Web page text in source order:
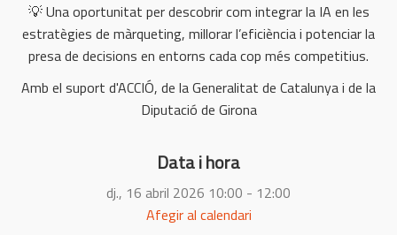
💡 Una oportunitat per descobrir com integrar la IA en les
estratègies de màrqueting, millorar l’eficiència i potenciar la
presa de decisions en entorns cada cop més competitius.
Amb el suport d'ACCIÓ, de la Generalitat de Catalunya i de la
Diputació de Girona
Data i hora
dj., 16 abril 2026 10:00 - 12:00
Afegir al calendari